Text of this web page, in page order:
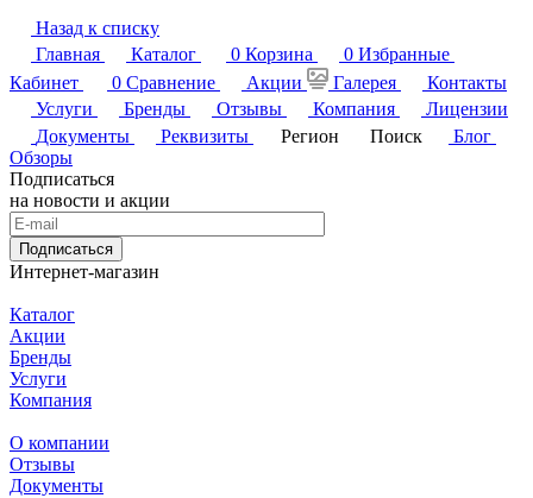
Назад к списку
Главная
Каталог 0 Корзина 0 Избранные
Кабинет
0 Сравнение Акции Галерея
Контакты
Услуги
Бренды Отзывы Компания
Лицензии
Документы
Реквизиты Регион Поиск
Блог
Обзоры
Подписаться
на новости и акции
Подписаться
Интернет-магазин
Каталог
Акции
Бренды
Услуги
Компания
О компании
Отзывы
Документы